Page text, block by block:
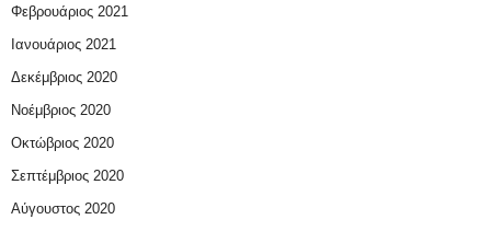
Φεβρουάριος 2021
Ιανουάριος 2021
Δεκέμβριος 2020
Νοέμβριος 2020
Οκτώβριος 2020
Σεπτέμβριος 2020
Αύγουστος 2020